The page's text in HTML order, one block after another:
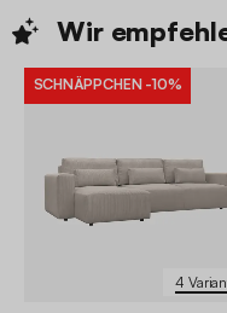
Wir
4
SCHNÄPPCHEN -10%